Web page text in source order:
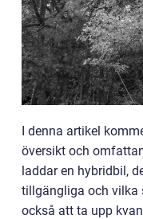
I denna artikel
översikt och
laddar en hybridbil,
tillgängliga och vilka
också att ta upp